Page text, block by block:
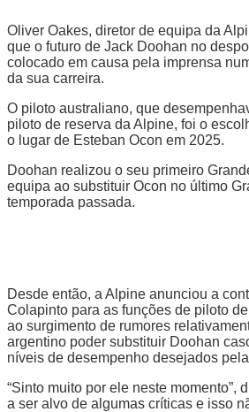
Oliver Oakes, diretor de equipa da
que o futuro de Jack Doohan no
colocado em causa pela imprensa
da sua carreira.
O piloto australiano, que
piloto de reserva da Alpine, foi o
o lugar de Esteban Ocon em 2025.
Doohan realizou o seu primeiro
equipa ao substituir Ocon no último
temporada passada.
Desde então, a Alpine anunciou a
Colapinto para as funções de piloto
ao surgimento de rumores
argentino poder substituir Doohan
níveis de desempenho desejados
“Sinto muito por ele neste momento”,
a ser alvo de algumas críticas e isso